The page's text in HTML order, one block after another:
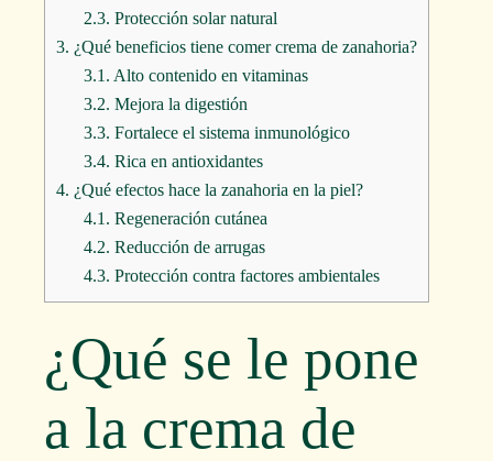
2.3. Protección solar natural
3. ¿Qué beneficios tiene comer crema de zanahoria?
3.1. Alto contenido en vitaminas
3.2. Mejora la digestión
3.3. Fortalece el sistema inmunológico
3.4. Rica en antioxidantes
4. ¿Qué efectos hace la zanahoria en la piel?
4.1. Regeneración cutánea
4.2. Reducción de arrugas
4.3. Protección contra factores ambientales
¿Qué se le pone
a la crema de